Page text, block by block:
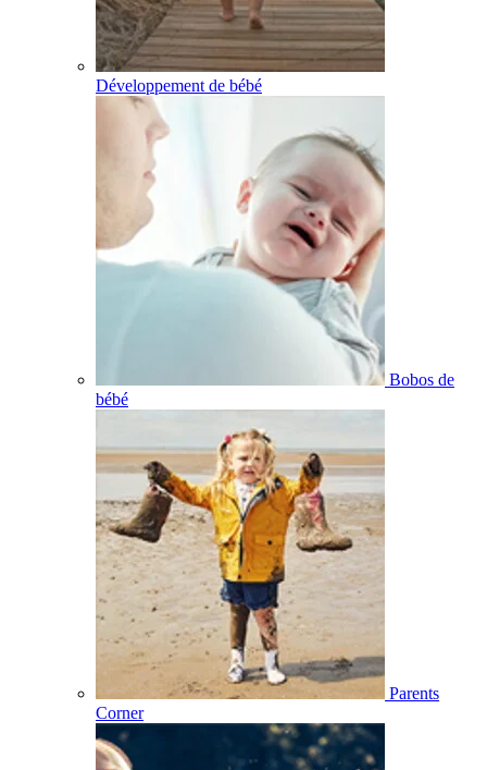
Développement de bébé
Bobos de
bébé
Parents
Corner